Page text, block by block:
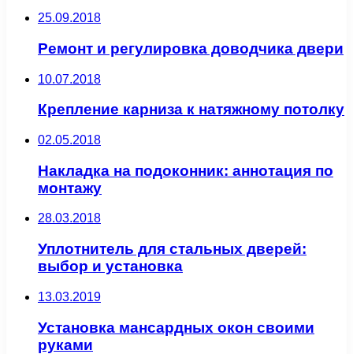
25.09.2018
Ремонт и регулировка доводчика двери
10.07.2018
Крепление карниза к натяжному потолку
02.05.2018
Накладка на подоконник: аннотация по
монтажу
28.03.2018
Уплотнитель для стальных дверей:
выбор и установка
13.03.2019
Установка мансардных окон своими
руками